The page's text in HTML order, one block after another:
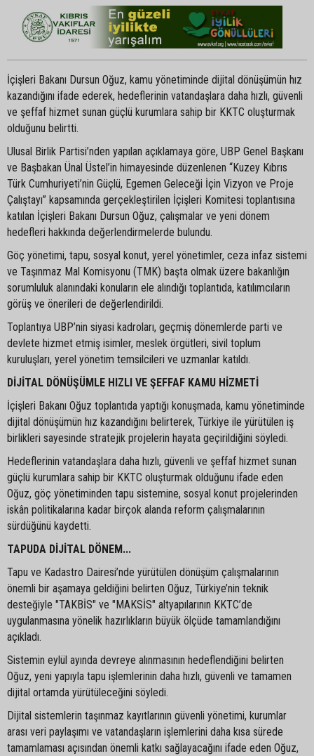
İçişleri Bakanı Dursun Oğuz, kamu yönetiminde dijital dönüşümün hız
kazandığını ifade ederek, hedeflerinin vatandaşlara daha hızlı, güvenli
ve şeffaf hizmet sunan güçlü kurumlara sahip bir KKTC oluşturmak
olduğunu belirtti.
Ulusal Birlik Partisi’nden yapılan açıklamaya göre, UBP Genel Başkanı
ve Başbakan Ünal Üstel’in himayesinde düzenlenen “Kuzey Kıbrıs
Türk Cumhuriyeti’nin Güçlü, Egemen Geleceği İçin Vizyon ve Proje
Çalıştayı” kapsamında gerçekleştirilen İçişleri Komitesi toplantısına
katılan İçişleri Bakanı Dursun Oğuz, çalışmalar ve yeni dönem
hedefleri hakkında değerlendirmelerde bulundu.
Göç yönetimi, tapu, sosyal konut, yerel yönetimler, ceza infaz sistemi
ve Taşınmaz Mal Komisyonu (TMK) başta olmak üzere bakanlığın
sorumluluk alanındaki konuların ele alındığı toplantıda, katılımcıların
görüş ve önerileri de değerlendirildi.
Toplantıya UBP’nin siyasi kadroları, geçmiş dönemlerde parti ve
devlete hizmet etmiş isimler, meslek örgütleri, sivil toplum
kuruluşları, yerel yönetim temsilcileri ve uzmanlar katıldı.
DİJİTAL DÖNÜŞÜMLE HIZLI VE ŞEFFAF KAMU HİZMETİ
İçişleri Bakanı Oğuz toplantıda yaptığı konuşmada, kamu yönetiminde
dijital dönüşümün hız kazandığını belirterek, Türkiye ile yürütülen iş
birlikleri sayesinde stratejik projelerin hayata geçirildiğini söyledi.
Hedeflerinin vatandaşlara daha hızlı, güvenli ve şeffaf hizmet sunan
güçlü kurumlara sahip bir KKTC oluşturmak olduğunu ifade eden
Oğuz, göç yönetiminden tapu sistemine, sosyal konut projelerinden
iskân politikalarına kadar birçok alanda reform çalışmalarının
sürdüğünü kaydetti.
TAPUDA DİJİTAL DÖNEM...
Tapu ve Kadastro Dairesi’nde yürütülen dönüşüm çalışmalarının
önemli bir aşamaya geldiğini belirten Oğuz, Türkiye’nin teknik
desteğiyle "TAKBİS" ve "MAKSİS" altyapılarının KKTC’de
uygulanmasına yönelik hazırlıkların büyük ölçüde tamamlandığını
açıkladı.
Sistemin eylül ayında devreye alınmasının hedeflendiğini belirten
Oğuz, yeni yapıyla tapu işlemlerinin daha hızlı, güvenli ve tamamen
dijital ortamda yürütüleceğini söyledi.
Dijital sistemlerin taşınmaz kayıtlarının güvenli yönetimi, kurumlar
arası veri paylaşımı ve vatandaşların işlemlerini daha kısa sürede
tamamlaması açısından önemli katkı sağlayacağını ifade eden Oğuz,